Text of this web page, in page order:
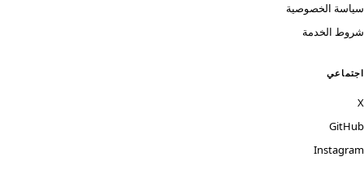
سياسة الخصوصية
شروط الخدمة
اجتماعي
X
GitHub
Instagram